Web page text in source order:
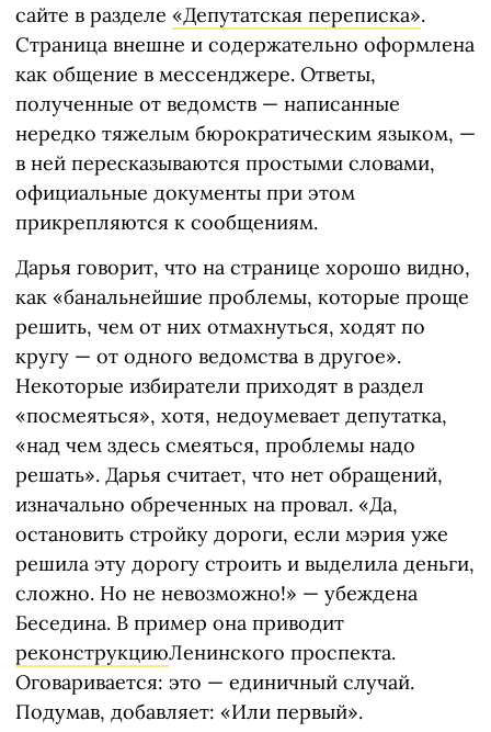
сайте в разделе «Депутатская переписка».
Страница внешне и содержательно оформлена
как общение в мессенджере. Ответы,
полученные от ведомств — написанные
нередко тяжелым бюрократическим языком, —
в ней пересказываются простыми словами,
официальные документы при этом
прикрепляются к сообщениям.
Дарья говорит, что на странице хорошо видно,
как «банальнейшие проблемы, которые проще
решить, чем от них отмахнуться, ходят по
кругу — от одного ведомства в другое».
Некоторые избиратели приходят в раздел
«посмеяться», хотя, недоумевает депутатка,
«над чем здесь смеяться, проблемы надо
решать». Дарья считает, что нет обращений,
изначально обреченных на провал. «Да,
остановить стройку дороги, если мэрия уже
решила эту дорогу строить и выделила деньги,
сложно. Но не невозможно!» — убеждена
Беседина. В пример она приводит
реконструкциюЛенинского проспекта.
Оговаривается: это — единичный случай.
Подумав, добавляет: «Или первый».